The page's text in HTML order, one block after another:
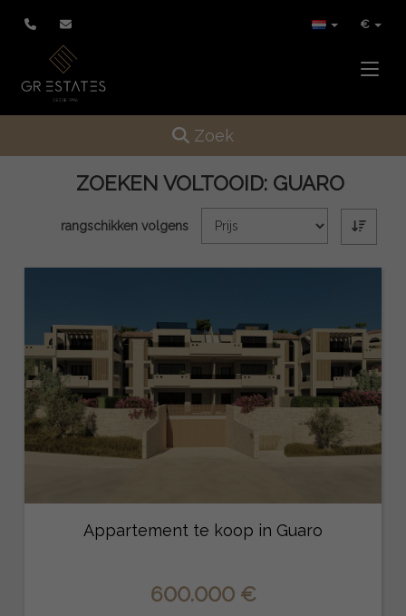
€
Toggle navigation
Zoek
ZOEKEN VOLTOOID:GUARO
rangschikken volgens
Appartement te koop in Guaro
600.000 €